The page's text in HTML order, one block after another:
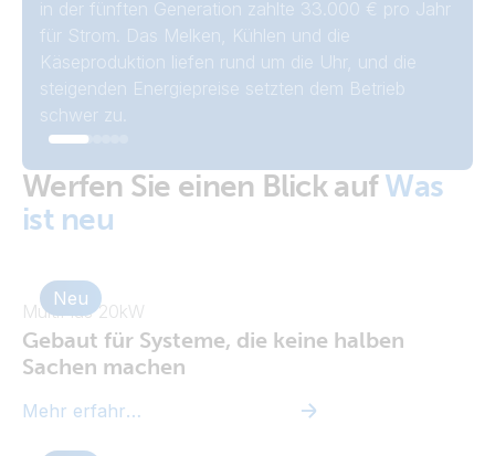
in der fünften Generation zahlte 33.000 € pro Jahr
für Strom. Das Melken, Kühlen und die
Käseproduktion liefen rund um die Uhr, und die
steigenden Energiepreise setzten dem Betrieb
schwer zu.
sein Victron Energy-System anzusehen, das von
einem Swimmingpool bis hin zu einem Elektroauto
alles betreibt.
hinweg betreibt ein völlig autarkes Anwesen in den
Süd-Niederlanden. Sie bauen rund 70 % ihrer
eigenen Lebensmittel an, pumpen Wasser aus 50
Metern Tiefe und erzeugen ihren gesamten Strom
mit rund 300 Solarmodulen.
Designstudio jedes Mal den Strom, wenn ein
benachbarter Landwirt seine Kühe molk.
Matthijs, hat zu einer außergewöhnlichen
Auszeichnung geführt. Unser Film „50 Jahre
Victron Energy“ hat bei den jährlichen Telly Awards
Bronze gewonnen und sich dabei gegen einige der
größten Namen im Dokumentarfilmbereich
durchgesetzt.
Werfen Sie einen Blick aufWas
ist neu
Neu
MultiPlus 20kW
Gebaut für Systeme, die keine halben
Sachen machen
Mehr erfahren